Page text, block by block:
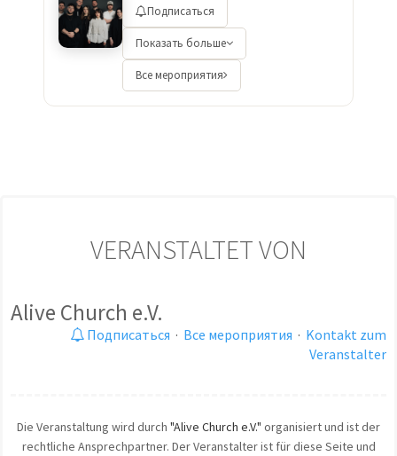
Подписаться
Показать больше
Все мероприятия
VERANSTALTET VON
Alive Church e.V.
Подписаться · Все мероприятия · Kontakt zum
Veranstalter
Die Veranstaltung wird durch "Alive Church e.V." organisiert und ist der
rechtliche Ansprechpartner. Der Veranstalter ist für diese Seite und